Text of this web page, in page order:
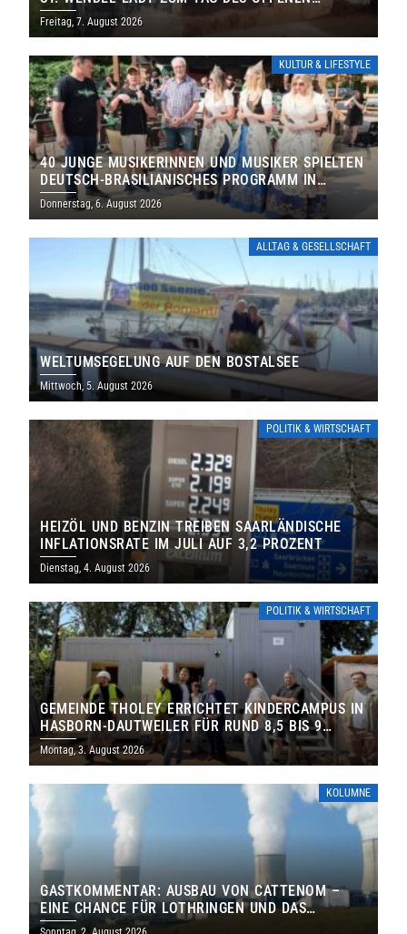
DENKMALS EIN
Freitag, 7. August 2026
KULTUR & LIFESTYLE
40 JUNGE MUSIKERINNEN UND MUSIKER SPIELTEN
DEUTSCH-BRASILIANISCHES PROGRAMM IN
THOLEY
Donnerstag, 6. August 2026
ALLTAG & GESELLSCHAFT
WELTUMSEGELUNG AUF DEN BOSTALSEE
Mittwoch, 5. August 2026
POLITIK & WIRTSCHAFT
HEIZÖL UND BENZIN TREIBEN SAARLÄNDISCHE
INFLATIONSRATE IM JULI AUF 3,2 PROZENT
Dienstag, 4. August 2026
POLITIK & WIRTSCHAFT
GEMEINDE THOLEY ERRICHTET KINDERCAMPUS IN
HASBORN-DAUTWEILER FÜR RUND 8,5 BIS 9
MILLIONEN EURO
Montag, 3. August 2026
KOLUMNE
GASTKOMMENTAR: AUSBAU VON CATTENOM –
EINE CHANCE FÜR LOTHRINGEN UND DAS
SAARLAND